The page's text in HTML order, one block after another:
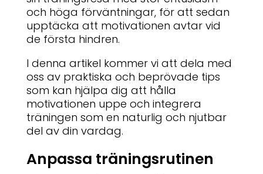
och höga förväntningar, för att sedan
upptäcka att motivationen avtar vid
de första hindren.
I denna artikel kommer vi att dela med
oss av praktiska och beprövade tips
som kan hjälpa dig att hålla
motivationen uppe och integrera
träningen som en naturlig och njutbar
del av din vardag.
Anpassa träningsrutinen